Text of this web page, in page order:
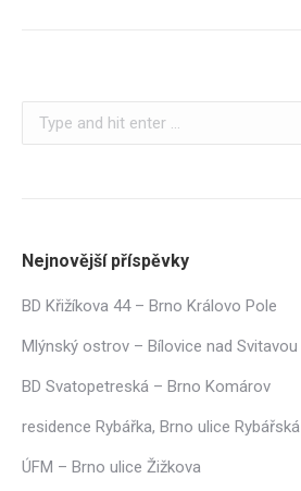
Search:
Nejnovější příspěvky
BD Křižíkova 44 – Brno Královo Pole
Mlýnský ostrov – Bílovice nad Svitavou
BD Svatopetreská – Brno Komárov
residence Rybářka, Brno ulice Rybářská
ÚFM – Brno ulice Žižkova